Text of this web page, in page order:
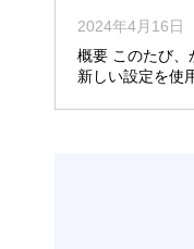
2024年4月16日
概要 このたび、
新しい設定を使